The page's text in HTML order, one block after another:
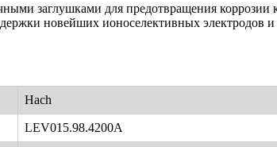
заглушками для предотвращения коррозии
новейших ионоселективных электродов
Hach
LEV015.98.4200A